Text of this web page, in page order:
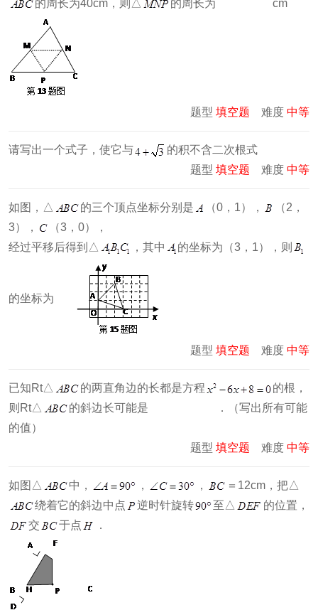
的周长为40cm，则△ 的周长为 cm
题型 填空题 难度 中等
请写出一个式子，使它与
的积不含二次根式
题型 填空题 难度 中等
如图，△ 的三个顶点坐标分别是 （0，1），
（2，
3），
（3，0），
经过平移后得到△
，其中 的坐标为（3，1），则
的坐标为
题型 填空题 难度 中等
已知Rt△ 的两直角边的长都是方程
的根，
则Rt△
的斜边长可能是 ．（写出所有可能
的值）
题型 填空题 难度 中等
如图△ 中， ， ，
＝12cm，把△
绕着它的斜边中点
逆时针旋转 至△
的位置，
交
于点 ．